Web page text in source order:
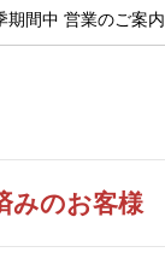
期間中 営業のご案内
みのお客様